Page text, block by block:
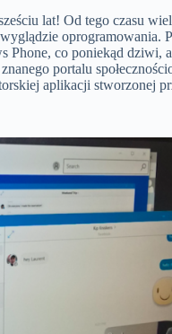
lat! Od tego czasu
oprogramowania.
Phone, co poniekąd dziwi,
portalu
aplikacji stworzonej